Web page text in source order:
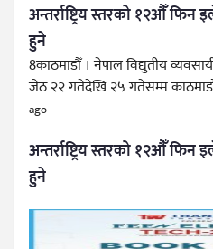
अन्तर्राष्ट्रिय स्तरको १२औँ
हुने
8काठमाडौँ । नेपाल विद्युतीय
जेठ २२ गतेदेखि २५ गतेसम्म
ago
अन्तर्राष्ट्रिय स्तरको १२औँ
हुने